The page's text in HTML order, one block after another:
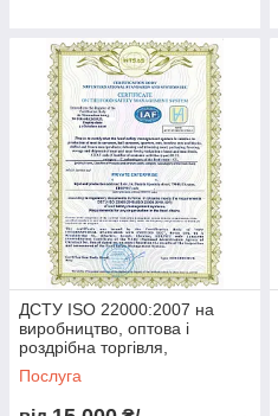
ДСТУ ISO 22000:2007 на
виробництво, оптова і
роздрібна торгівля,
складування, зберігання
харчової продукції
Послуга